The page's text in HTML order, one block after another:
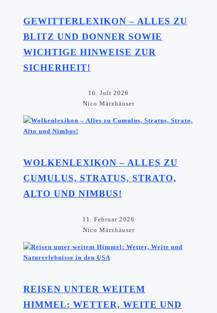
GEWITTERLEXIKON – ALLES ZU
BLITZ UND DONNER SOWIE
WICHTIGE HINWEISE ZUR
SICHERHEIT!
16. Juli 2026
Nico Märzhäuser
WOLKENLEXIKON – ALLES ZU
CUMULUS, STRATUS, STRATO,
ALTO UND NIMBUS!
11. Februar 2026
Nico Märzhäuser
REISEN UNTER WEITEM
HIMMEL: WETTER, WEITE UND